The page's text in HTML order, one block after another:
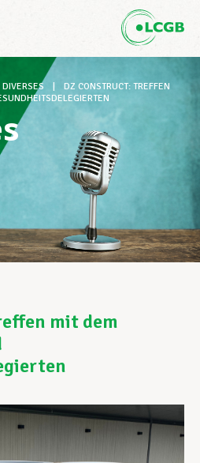
FR
Arbeitsalltag
DIVERSES
DZ CONSTRUCT: TREFFEN
mit dem